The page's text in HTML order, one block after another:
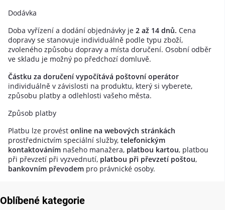
Dodávka
Doba vyřízení a dodání objednávky je 2 až 14 dnů. Cena
dopravy se stanovuje individuálně podle typu zboží,
zvoleného způsobu dopravy a místa doručení. Osobní odběr
ve skladu je možný po předchozí domluvě.
Částku za doručení vypočítává poštovní operátor
individuálně v závislosti na produktu, který si vyberete,
způsobu platby a odlehlosti vašeho města.
Způsob platby
Platbu lze provést online na webových stránkách
prostřednictvím speciální služby, telefonickým
kontaktováním našeho manažera, platbou kartou, platbou
při převzetí při vyzvednutí, platbou při převzetí poštou,
bankovním převodem pro právnické osoby.
Oblíbené kategorie